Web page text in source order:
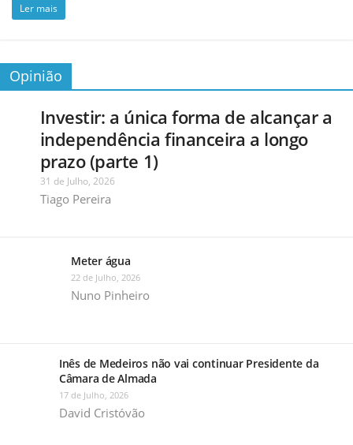
Ler mais
Opinião
Investir: a única forma de alcançar a
independência financeira a longo
prazo (parte 1)
31 de Julho, 2026
Tiago Pereira
Meter água
22 de Julho, 2026
Nuno Pinheiro
Inês de Medeiros não vai continuar Presidente da
Câmara de Almada
17 de Julho, 2026
David Cristóvão